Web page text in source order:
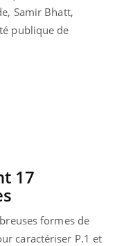
Samir Bhatt,
publique de
17
formes de
caractériser P.1 et